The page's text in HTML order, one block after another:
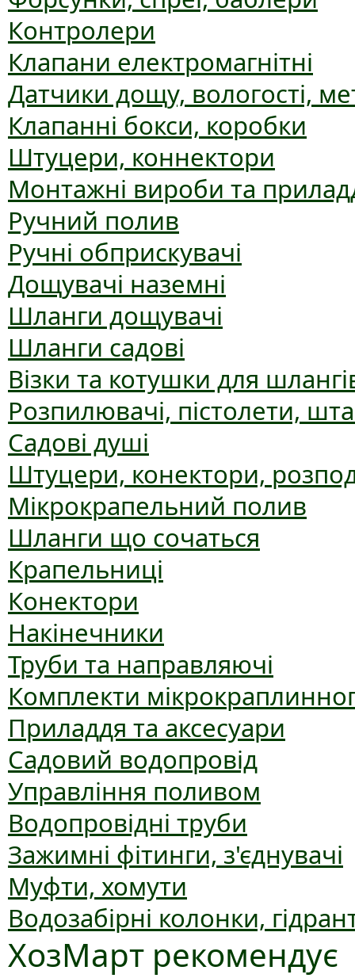
Контролери
Клапани електромагнітні
Датчики дощу, вологості,
Клапанні бокси, коробки
Штуцери, коннектори
Монтажні вироби та
Ручний полив
Ручні обприскувачі
Дощувачі наземні
Шланги дощувачі
Шланги садові
Візки та котушки для
Розпилювачі, пістолети,
Садові душі
Штуцери, конектори,
Мікрокрапельний полив
Шланги що сочаться
Крапельниці
Конектори
Накінечники
Труби та направляючі
Комплекти
Приладдя та аксесуари
Садовий водопровід
Управління поливом
Водопровідні труби
Зажимні фітинги, з'єднувачі
Муфти, хомути
Водозабірні колонки,
ХозМарт рекомендує